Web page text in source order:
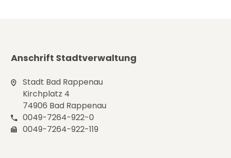
Anschrift Stadtverwaltung
Stadt Bad Rappenau
Kirchplatz 4
74906 Bad Rappenau
0049-7264-922-0
0049-7264-922-119